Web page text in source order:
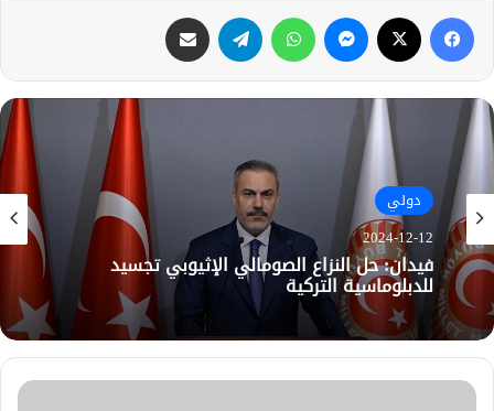
فيسبوك ماسنجر واتساب تيلقرام
دولي
2024-12-12
فيدان: حل النزاع الصومالي الإثيوبي تجسيد
للدبلوماسية التركية